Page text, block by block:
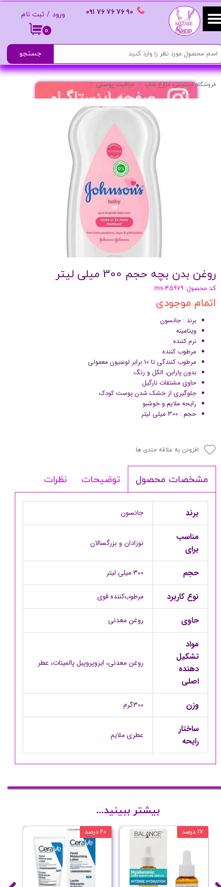
۰
ورود / ثبت نام
حساب کاربری من
تغییر گذر واژه
سفارشات
خروج از حساب کاربری
٩٠ ٧۶ ٧۶ ٧۶ ٠٩١
جستجو
فروشگاه اینترنتی مزارع شاپ مراقبت پوستی روغن بدن بچه حجم 300 میلی لیتر
روغن بدن بچه حجم 300 میلی لیتر
کد محصول: ms-45979
اتمام موجودی
برند : جانسون
ویتامینه
نرم کننده
مرطوب کننده
مرطوب کنندگی تا 10 برابر لوسیون معمولی
بدون پارابن، الکل و رنگ
حاوی مشتقات نارگیل
جلوگیری از خشک شدن پوست کودک
رایحه ملایم و خوشبو
حجم : 300 میلی لیتر
افزودن به علاقه مندی ها
مشخصات محصول توضیحات نظرات
برند جانسون
مناسب
برای
نوزادان و بزرگسالان
حجم 300 میلی لیتر
نوع کاربرد مرطوب‌کننده قوی
حاوی روغن معدنی
مواد
تشکیل
دهنده
اصلی
روغن معدنی، ایزوپروپیل پالمیتات، عطر
وزن 300گرم
ساختار
رایحه
عطری ملایم
۲۰ درصد ۱۷ درصد
بیشتر ببینید...